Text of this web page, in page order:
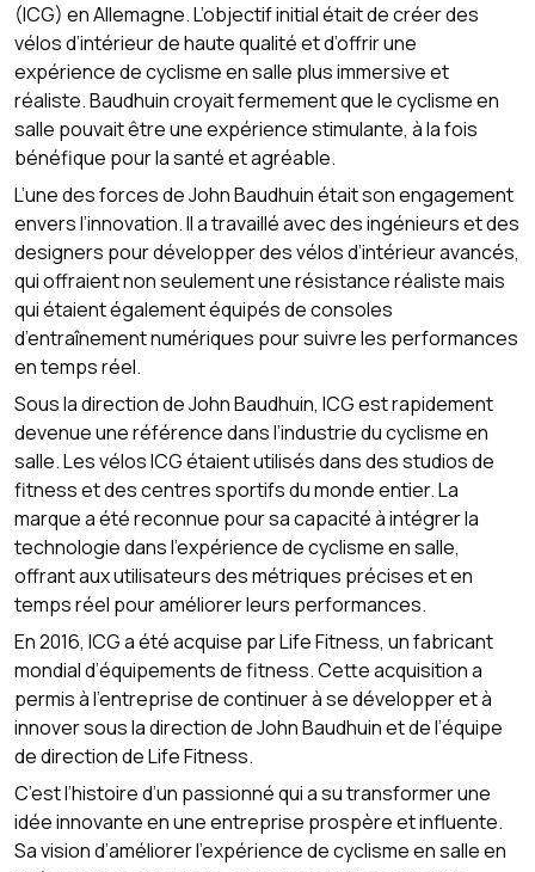
(ICG) en Allemagne. L’objectif initial était de créer des
vélos d’intérieur de haute qualité et d’offrir une
expérience de cyclisme en salle plus immersive et
réaliste. Baudhuin croyait fermement que le cyclisme en
salle pouvait être une expérience stimulante, à la fois
bénéfique pour la santé et agréable.
L’une des forces de John Baudhuin était son engagement
envers l’innovation. Il a travaillé avec des ingénieurs et des
designers pour développer des vélos d’intérieur avancés,
qui offraient non seulement une résistance réaliste mais
qui étaient également équipés de consoles
d’entraînement numériques pour suivre les performances
en temps réel.
Sous la direction de John Baudhuin, ICG est rapidement
devenue une référence dans l’industrie du cyclisme en
salle. Les vélos ICG étaient utilisés dans des studios de
fitness et des centres sportifs du monde entier. La
marque a été reconnue pour sa capacité à intégrer la
technologie dans l’expérience de cyclisme en salle,
offrant aux utilisateurs des métriques précises et en
temps réel pour améliorer leurs performances.
En 2016, ICG a été acquise par Life Fitness, un fabricant
mondial d’équipements de fitness. Cette acquisition a
permis à l’entreprise de continuer à se développer et à
innover sous la direction de John Baudhuin et de l’équipe
de direction de Life Fitness.
C’est l’histoire d’un passionné qui a su transformer une
idée innovante en une entreprise prospère et influente.
Sa vision d’améliorer l’expérience de cyclisme en salle en